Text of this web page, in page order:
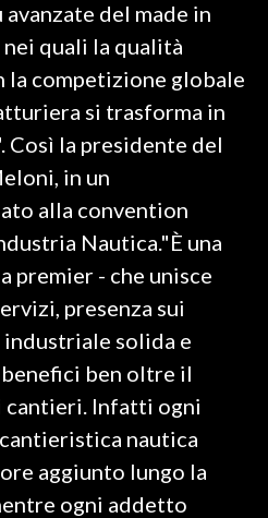
del made in
quali la qualità
la competizione globale
si trasforma in
Così la presidente del
in un
alla convention
Nautica."È una
premier - che unisce
presenza sui
industriale solida e
ben oltre il
Infatti ogni
nautica
aggiunto lungo la
ogni addetto